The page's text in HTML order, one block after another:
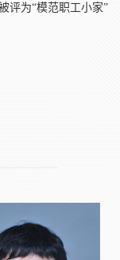
评为“模范职工小家”